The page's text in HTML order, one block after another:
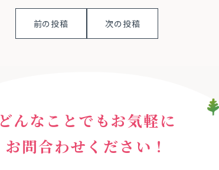
前の投稿 次の投稿
どんなことでもお気軽に
お問合わせください！